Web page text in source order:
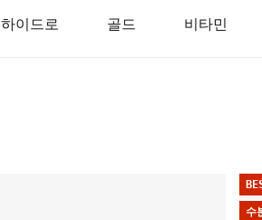
하이드로 골드 비타민
수